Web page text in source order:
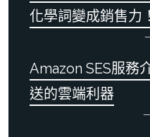
化學詞變成銷售力！
Amazon SES服務
送的雲端利器